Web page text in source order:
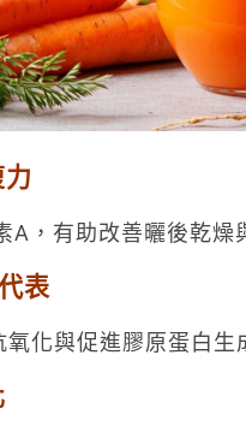
A，有助改善曬後乾燥
表
化與促進膠原蛋白生